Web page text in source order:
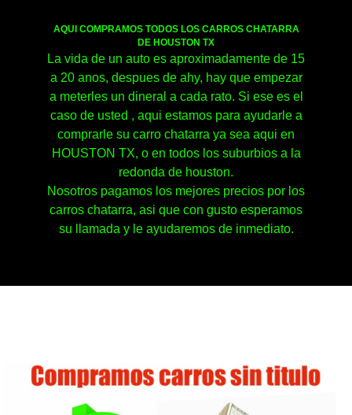
AQUI COMPRAMOS TODOS LOS CARROS CHATARRA
DE HOUSTON TX
La vida de un auto es aproximadamente de 15
a 20 anos, despues de ahy, hay que empezar
a meterles un dineral a cada rato. Si ese es el
caso de usted , aqui estamos para ayudarle a
comprarle su carro chatarra ya sea aqui en
HOUSTON TX, o en todos los suburbios a la
redonda de houston.
Nosotros pagamos los mejores precios por los
carros chatarra, asi que con gusto esperamos
su llamada y le ayudaremos de inmediato.